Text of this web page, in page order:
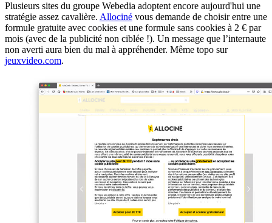
Plusieurs sites du groupe Webedia adoptent encore aujourd'hui une
stratégie assez cavalière. Allociné vous demande de choisir entre une
formule gratuite avec cookies et une formule sans cookies à 2 € par
mois (avec de la publicité non ciblée !). Un message que l’internaute
non averti aura bien du mal à appréhender. Même topo sur
jeuxvideo.com.